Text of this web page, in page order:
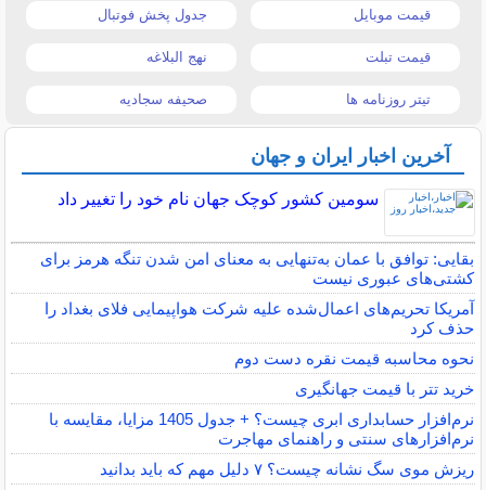
قیمت موبایل جدول پخش فوتبال
قیمت تبلت نهج البلاغه
تیتر روزنامه ها صحیفه سجادیه
آخرین اخبار ایران و جهان
سومین کشور کوچک جهان نام خود را تغییر داد
بقایی: توافق با عمان به‌تنهایی به معنای امن شدن تنگه هرمز برای
کشتی‌های عبوری نیست
آمریکا تحریم‌های اعمال‌شده علیه شرکت هواپیمایی فلای بغداد را
حذف کرد
نحوه محاسبه قیمت نقره دست دوم
خرید تتر با قیمت جهانگیری
نرم‌افزار حسابداری ابری چیست؟ + جدول 1405 مزایا، مقایسه با
نرم‌افزارهای سنتی و راهنمای مهاجرت
ریزش موی سگ نشانه چیست؟ ۷ دلیل مهم که باید بدانید